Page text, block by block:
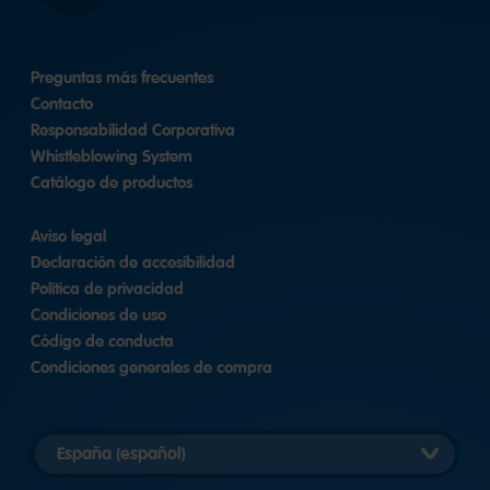
Preguntas más frecuentes
Contacto
Responsabilidad Corporativa
Whistleblowing System
Catálogo de productos
Aviso legal
Declaración de accesibilidad
Política de privacidad
Condiciones de uso
Código de conducta
Condiciones generales de compra
versión